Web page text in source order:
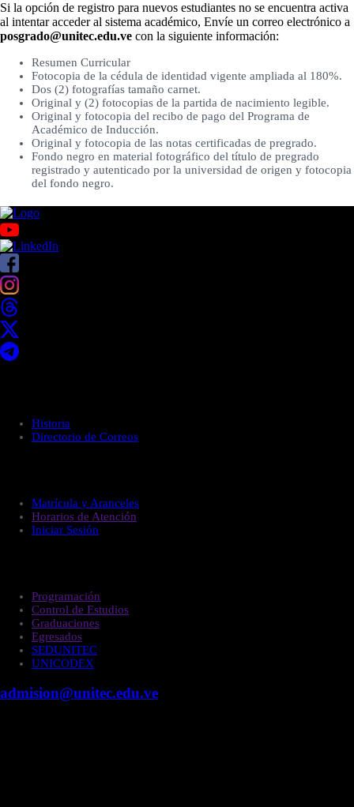
Si la opción de registro para nuevos estudiantes no se encuentra activa
al intentar acceder al sistema académico, Envíe un correo electrónico a
posgrado@unitec.edu.ve con la siguiente información:
Resumen Curricular
Fotocopia de la cédula de identidad vigente ampliada al 180%.
Dos (2) fotografías tamaño carnet.
Original y (2) fotocopias de la partida de nacimiento legible.
Original y fotocopia del recibo de pago del Programa de
Académico de Inducción.
Original y fotocopia de las notas certificadas de pregrado.
Fondo negro en material fotográfico del título de pregrado
registrado y autenticado por la universidad de origen y fotocopia
del fondo negro.
Historia
Directorio de Correos
Matrícula y Aranceles
Horarios de Atención
Iniciar Sesión
Programación
Control de Estudios
Graduaciones
Egresados
SEDUNITEC
UNICODEX
admision@unitec.edu.ve